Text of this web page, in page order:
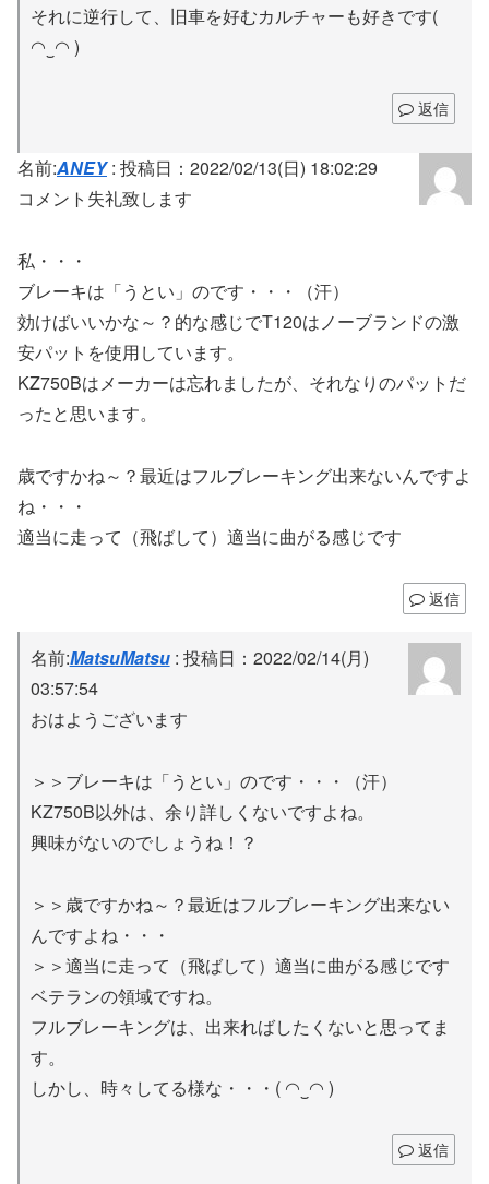
それに逆行して、旧車を好むカルチャーも好きです(
◠‿◠ )
返信
名前:ANEY: 投稿日：2022/02/13(日) 18:02:29
コメント失礼致します
私・・・
ブレーキは「うとい」のです・・・（汗）
効けばいいかな～？的な感じでT120はノーブランドの激
安パットを使用しています。
KZ750Bはメーカーは忘れましたが、それなりのパットだ
ったと思います。
歳ですかね～？最近はフルブレーキング出来ないんですよ
ね・・・
適当に走って（飛ばして）適当に曲がる感じです
返信
名前:MatsuMatsu: 投稿日：2022/02/14(月)
03:57:54
おはようございます
＞＞ブレーキは「うとい」のです・・・（汗）
KZ750B以外は、余り詳しくないですよね。
興味がないのでしょうね！？
＞＞歳ですかね～？最近はフルブレーキング出来ない
んですよね・・・
＞＞適当に走って（飛ばして）適当に曲がる感じです
ベテランの領域ですね。
フルブレーキングは、出来ればしたくないと思ってま
す。
しかし、時々してる様な・・・( ◠‿◠ )
返信